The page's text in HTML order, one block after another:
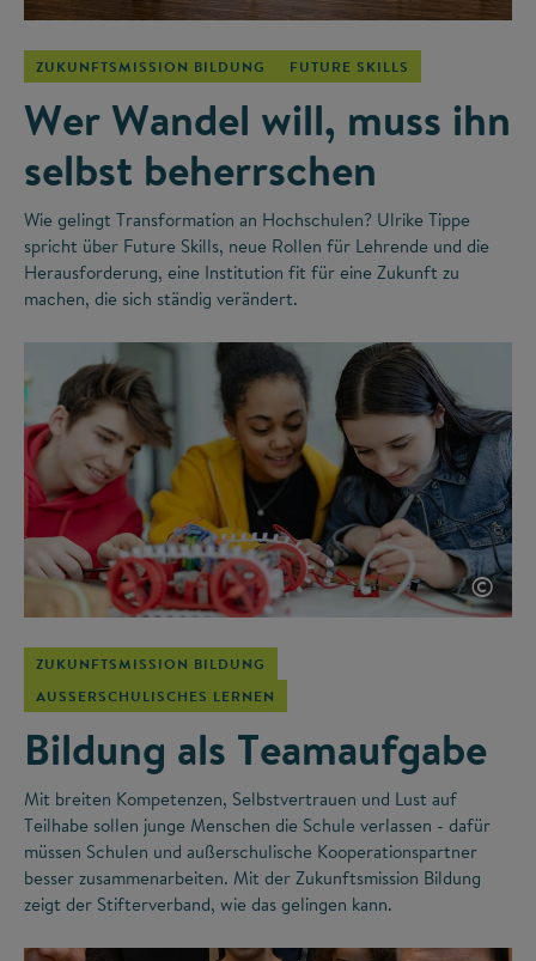
ZUKUNFTSMISSION BILDUNG FUTURE SKILLS
Wer Wandel will, muss ihn
selbst beherrschen
Wie gelingt Transformation an Hochschulen? Ulrike Tippe
spricht über Future Skills, neue Rollen für Lehrende und die
Herausforderung, eine Institution fit für eine Zukunft zu
machen, die sich ständig verändert.
©
ZUKUNFTSMISSION BILDUNG
AUSSERSCHULISCHES LERNEN
Bildung als Teamaufgabe
Mit breiten Kompetenzen, Selbstvertrauen und Lust auf
Teilhabe sollen junge Menschen die Schule verlassen - dafür
müssen Schulen und außerschulische Kooperationspartner
besser zusammenarbeiten. Mit der Zukunftsmission Bildung
zeigt der Stifterverband, wie das gelingen kann.